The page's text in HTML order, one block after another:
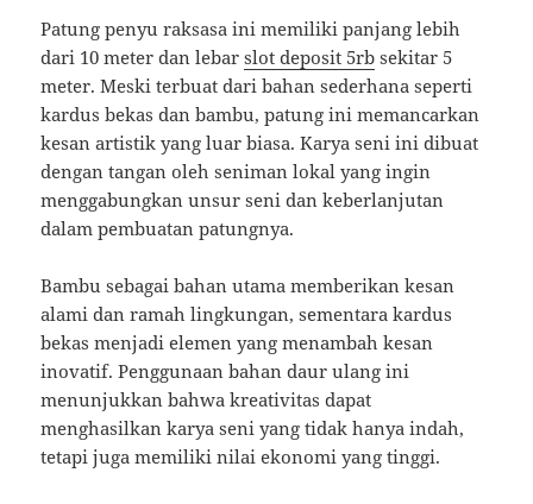
Patung penyu raksasa ini memiliki panjang lebih
dari 10 meter dan lebarslot deposit 5rb sekitar 5
meter. Meski terbuat dari bahan sederhana seperti
kardus bekas dan bambu, patung ini memancarkan
kesan artistik yang luar biasa. Karya seni ini dibuat
dengan tangan oleh seniman lokal yang ingin
menggabungkan unsur seni dan keberlanjutan
dalam pembuatan patungnya.
Bambu sebagai bahan utama memberikan kesan
alami dan ramah lingkungan, sementara kardus
bekas menjadi elemen yang menambah kesan
inovatif. Penggunaan bahan daur ulang ini
menunjukkan bahwa kreativitas dapat
menghasilkan karya seni yang tidak hanya indah,
tetapi juga memiliki nilai ekonomi yang tinggi.